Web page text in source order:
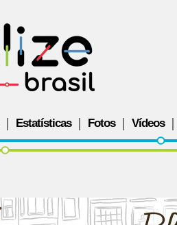
Estatísticas Fotos Vídeos